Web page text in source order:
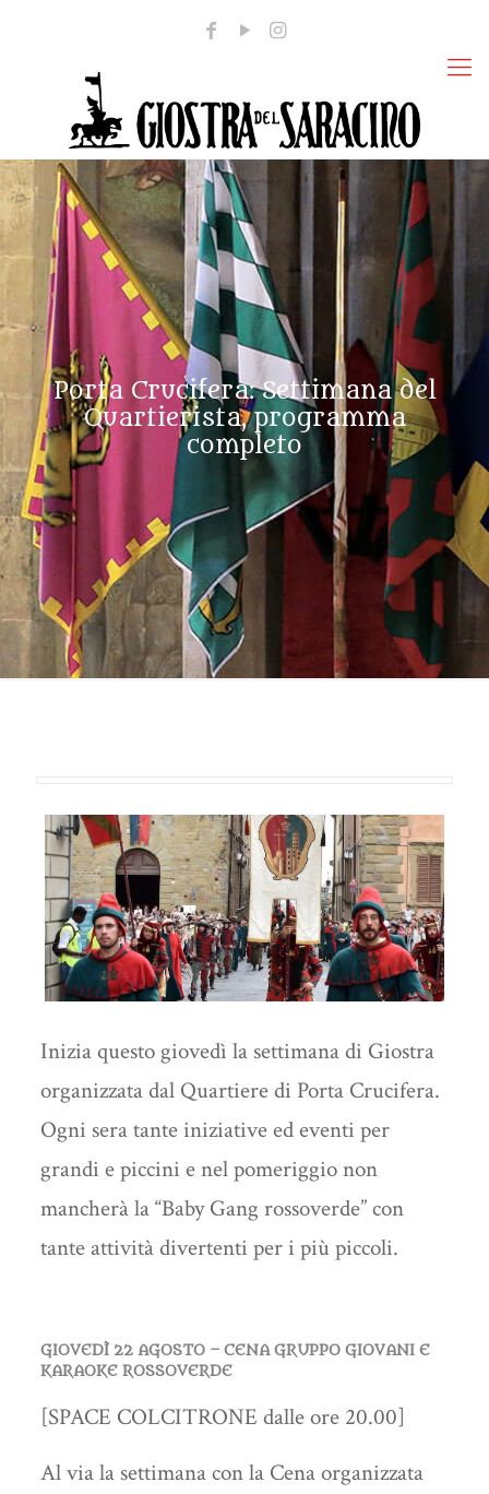
Porta Crucifera: Settimana del
Quartierista, programma
completo
Inizia questo giovedì la settimana di Giostra
organizzata dal Quartiere di Porta Crucifera.
Ogni sera tante iniziative ed eventi per
grandi e piccini e nel pomeriggio non
mancherà la “Baby Gang rossoverde” con
tante attività divertenti per i più piccoli.
GIOVEDÌ 22 AGOSTO – CENA GRUPPO GIOVANI E
KARAOKE ROSSOVERDE
[SPACE COLCITRONE dalle ore 20.00]
Al via la settimana con la Cena organizzata